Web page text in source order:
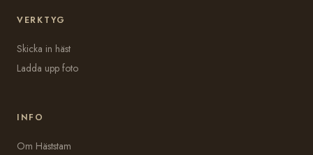
VERKTYG
Skicka in häst
Ladda upp foto
INFO
Om Häststam